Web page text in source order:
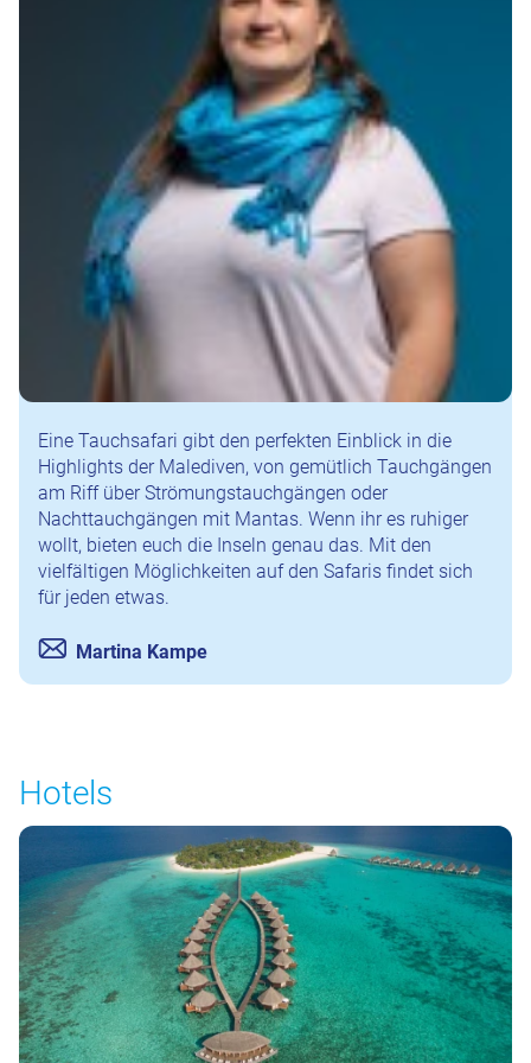
Eine Tauchsafari gibt den perfekten Einblick in die
Highlights der Malediven, von gemütlich Tauchgängen
am Riff über Strömungstauchgängen oder
Nachttauchgängen mit Mantas. Wenn ihr es ruhiger
wollt, bieten euch die Inseln genau das. Mit den
vielfältigen Möglichkeiten auf den Safaris findet sich
für jeden etwas.
Martina Kampe
Hotels